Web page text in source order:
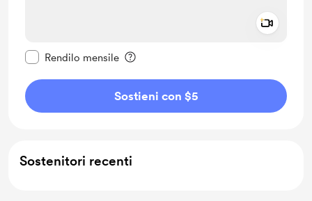
Rendilo mensile
Sostieni con $5
Sostenitori recenti